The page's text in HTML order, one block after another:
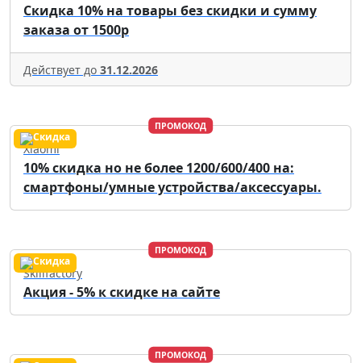
Скидка 10% на товары без скидки и сумму
заказа от 1500р
Действует до 31.12.2026
ПРОМОКОД
Xiaomi
10% скидка но не более 1200/600/400 на:
смартфоны/умные устройства/аксессуары.
ПРОМОКОД
Skillfactory
Акция - 5% к скидке на сайте
ПРОМОКОД